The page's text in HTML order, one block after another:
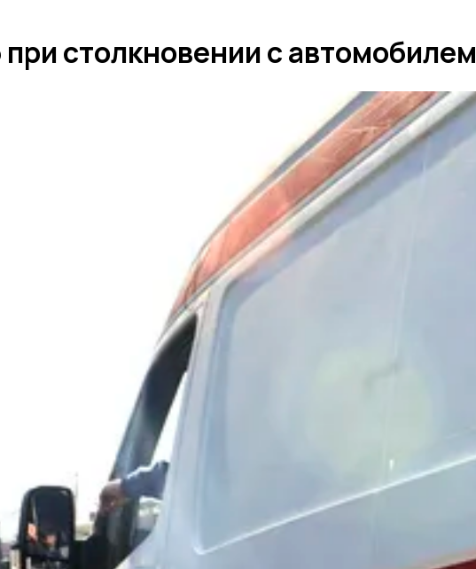
столкновении с автомобилем